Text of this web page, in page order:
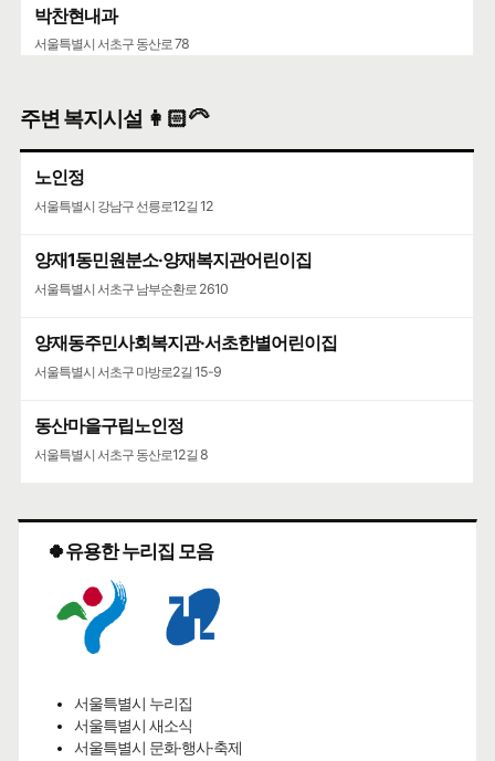
박찬현내과
서울특별시 서초구 동산로 78
주변 복지시설 👩🏻‍🦳
노인정
서울특별시 강남구 선릉로12길 12
양재1동민원분소·양재복지관어린이집
서울특별시 서초구 남부순환로 2610
양재동주민사회복지관·서초한별어린이집
서울특별시 서초구 마방로2길 15-9
동산마을구립노인정
서울특별시 서초구 동산로12길 8
🍀유용한 누리집 모음
서울특별시 누리집
서울특별시 새소식
서울특별시 문화·행사·축제